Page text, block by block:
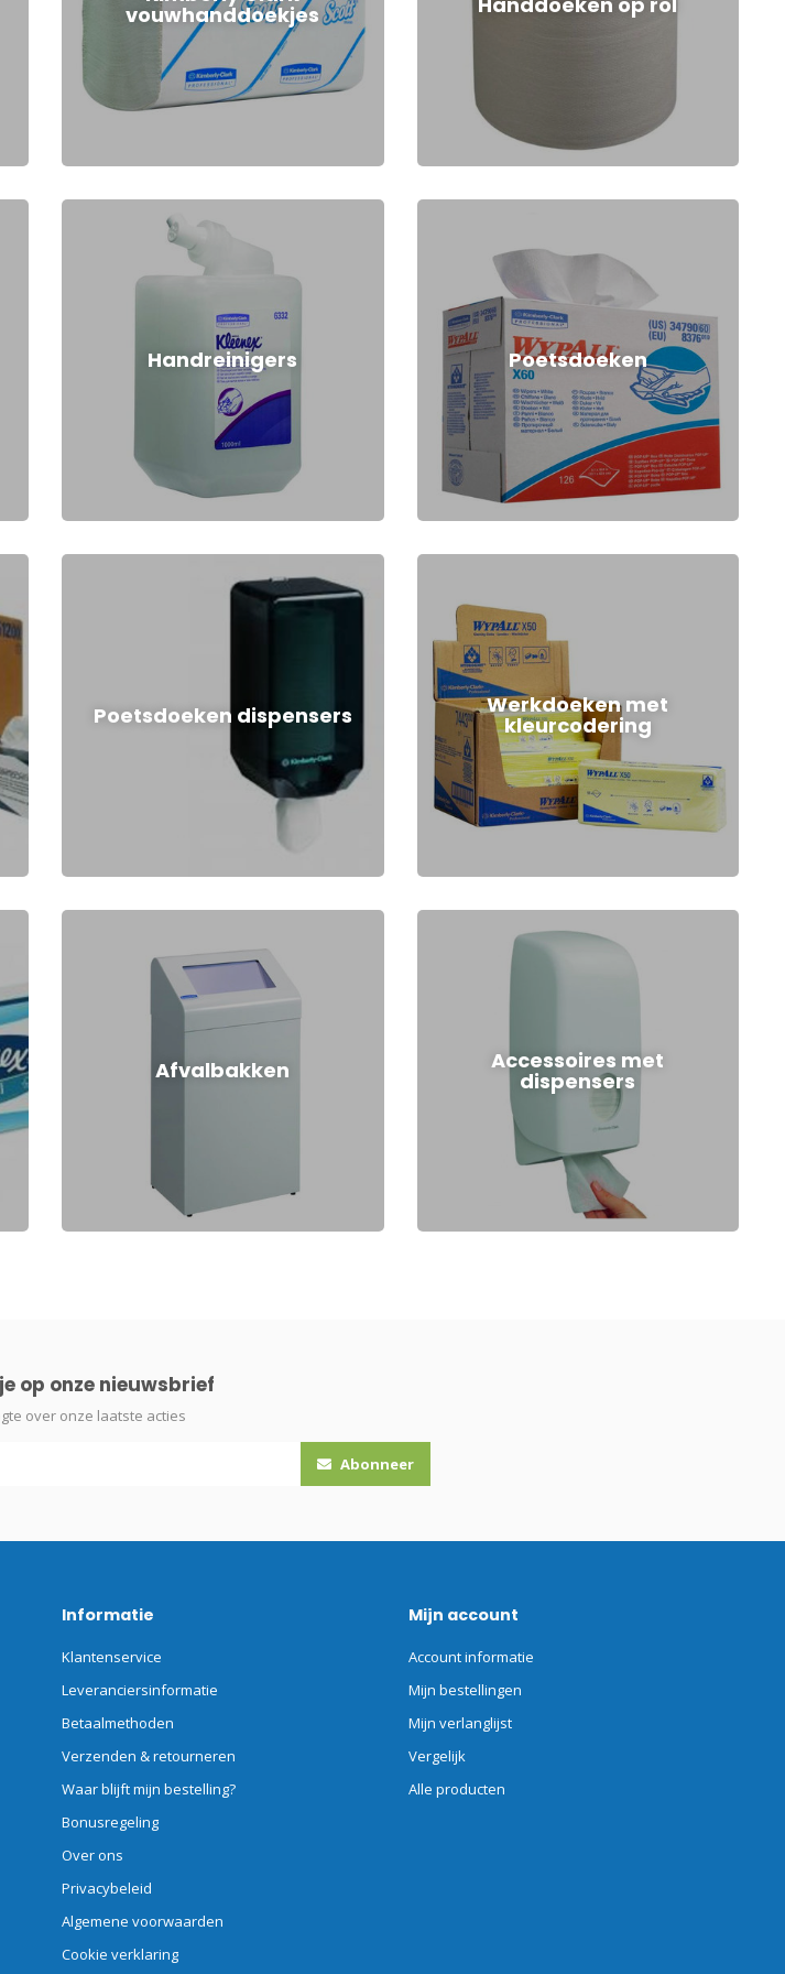
vouwhanddoekjes
Handreinigers Poetsdoeken
Poetsdoeken dispensers Werkdoeken met
kleurcodering
Afvalbakken Accessoires met
dispensers
op onze nieuwsbrief
over onze laatste acties
Abonneer
Informatie
Klantenservice
Leveranciersinformatie
Betaalmethoden
Verzenden & retourneren
Waar blijft mijn bestelling?
Bonusregeling
Over ons
Privacybeleid
Algemene voorwaarden
Cookie verklaring
Mijn account
Account informatie
Mijn bestellingen
Mijn verlanglijst
Vergelijk
Alle producten